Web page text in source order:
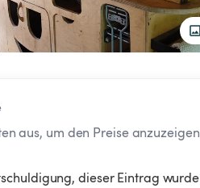
aus, um den Preise anzuzeigen
dieser Eintrag wurde